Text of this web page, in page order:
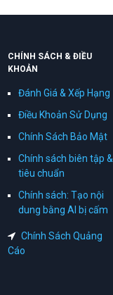
CHÍNH SÁCH & ĐIỀU
KHOẢN
Đánh Giá & Xếp Hạng
Điều Khoản Sử Dụng
Chính Sách Bảo Mật
Chính sách biên tập &
tiêu chuẩn
Chính sách: Tạo nội
dung bằng AI bị cấm
Chính Sách Quảng
Cáo